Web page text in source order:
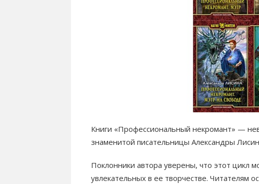
Книги «Профессиональный некромант» —
знаменитой писательницы Александры
Поклонники автора уверены, что этот цикл
увлекательных в ее творчестве. Читателям